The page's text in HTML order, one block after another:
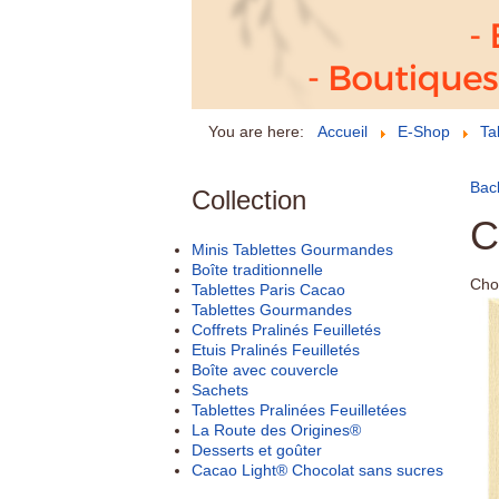
You are here: Accueil E-Shop
Collection
Minis Tablettes Gourmandes
Boîte traditionnelle
Tablettes Paris Cacao
Tablettes Gourmandes
Coffrets Pralinés Feuilletés
Etuis Pralinés Feuilletés
Boîte avec couvercle
Sachets
Tablettes Pralinées Feuilletées
La Route des Origines®
Desserts et goûter
Cacao Light® Chocolat sans sucres